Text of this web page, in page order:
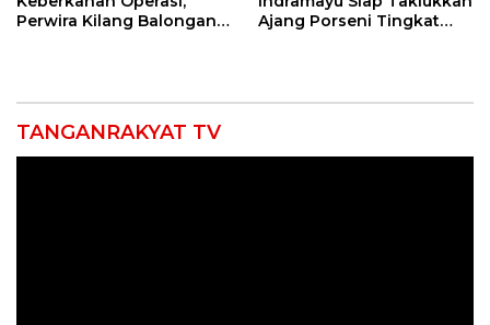
Perwira Kilang Balongan
Ajang Porseni Tingkat
TANGANRAKYAT TV